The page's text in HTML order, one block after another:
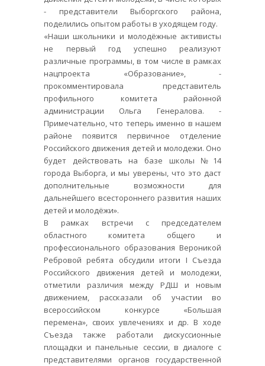
- представители Выборгского района,
поделились опытом работы в уходящем году.
«Наши школьники и молодёжные активисты
не первый год успешно реализуют
различные программы, в том числе в рамках
нацпроекта «Образование», -
прокомментировала представитель
профильного комитета районной
администрации Ольга Генералова. -
Примечательно, что теперь именно в нашем
районе появится первичное отделение
Российского движения детей и молодежи. Оно
будет действовать на базе школы №14
города Выборга, и мы уверены, что это даст
дополнительные возможности для
дальнейшего всестороннего развития наших
детей и молодёжи».
В рамках встречи с председателем
областного комитета общего и
профессионального образования Вероникой
Ребровой ребята обсудили итоги I Съезда
Российского движения детей и молодежи,
отметили различия между РДШ и новым
движением, рассказали об участии во
всероссийском конкурсе «Большая
перемена», своих увлечениях и др. В ходе
Съезда также работали дискуссионные
площадки и панельные сессии, в диалоге с
представителями органов государственной